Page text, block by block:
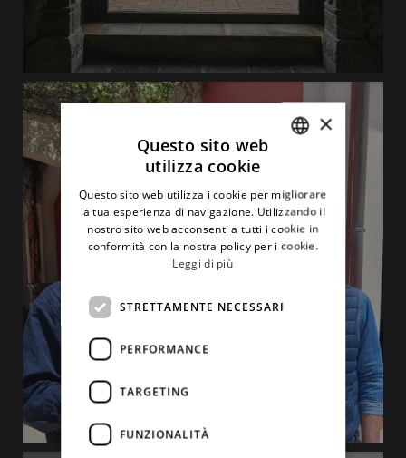
ENGLISH
×
Questo sito web
utilizza cookie
Questo sito web utilizza i cookie per migliorare
la tua esperienza di navigazione. Utilizzando il
nostro sito web acconsenti a tutti i cookie in
conformità con la nostra policy per i cookie.
Leggi di più
STRETTAMENTE NECESSARI
PERFORMANCE
TARGETING
FUNZIONALITÀ